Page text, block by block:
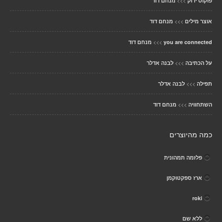
אוצר מילים >>> מנחם דוד
you are connected
>>> מנחם דוד
על הכתיבה >>> לבנה אדלר
תפילה >>> לבנה אדלר
השתחוויה >>> מנחם דוד
כמה מהיוצרים
פלזמה תמהונית
ארז ספקטוקמן
roki
ללא שם